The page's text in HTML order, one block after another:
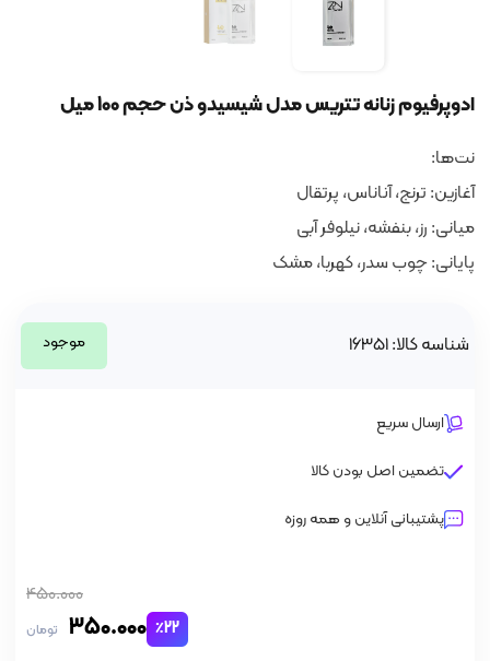
ادوپرفیوم زنانه تتریس مدل شیسیدو ذن حجم 100 میل
نت‌ها:
آغازین: ترنج، آناناس، پرتقال
میانی: رز، بنفشه، نیلوفر آبی
پایانی: چوب سدر، کهربا، مشک
شناسه کالا: 16351 موجود
ارسال سریع
تضمین اصل بودن کالا
پشتیبانی آنلاین و همه روزه
450.000
350.000 تومان ٪22